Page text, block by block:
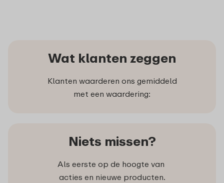
Wat klanten zeggen
Klanten waarderen ons gemiddeld
met een waardering:
Niets missen?
Als eerste op de hoogte van
acties en nieuwe producten.